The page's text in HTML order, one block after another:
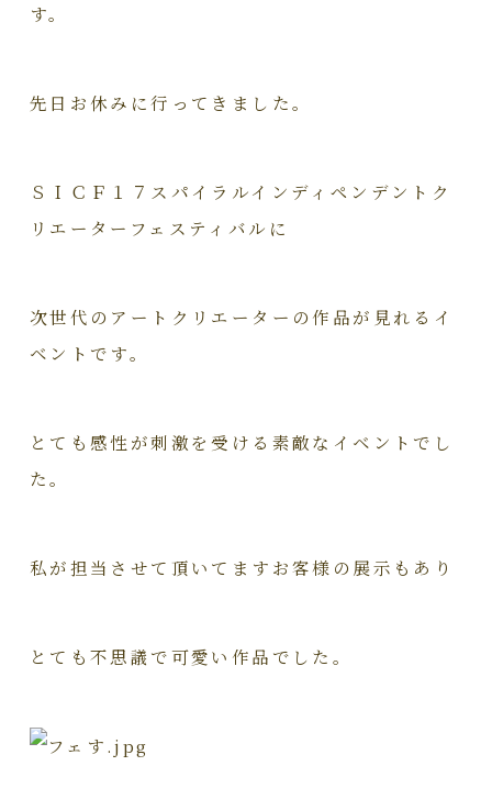
す。
先日お休みに行ってきました。
ＳＩＣＦ１７スパイラルインディペンデントク
リエーターフェスティバルに
次世代のアートクリエーターの作品が見れるイ
ベントです。
とても感性が刺激を受ける素敵なイベントでし
た。
私が担当させて頂いてますお客様の展示もあり
とても不思議で可愛い作品でした。